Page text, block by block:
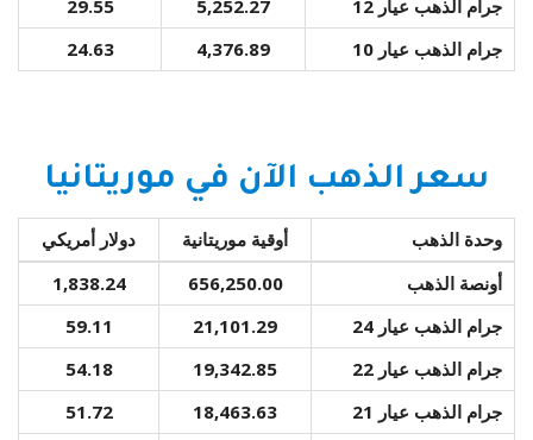
جرام الذهب عيار 12 5,252.27
29.55
جرام الذهب عيار 10
4,376.89
24.63
سعر الذهب الآن في موريتانيا
وحدة الذهب أوقية موريتانية
دولار أمريكي
أونصة الذهب
656,250.00
1,838.24
جرام الذهب عيار 24
21,101.29
59.11
جرام الذهب عيار 22
19,342.85
54.18
جرام الذهب عيار 21
18,463.63
51.72